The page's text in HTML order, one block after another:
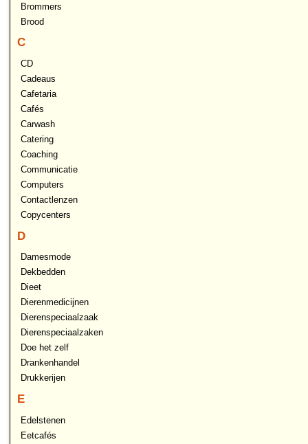
Brommers
Brood
C
CD
Cadeaus
Cafetaria
Cafés
Carwash
Catering
Coaching
Communicatie
Computers
Contactlenzen
Copycenters
D
Damesmode
Dekbedden
Dieet
Dierenmedicijnen
Dierenspeciaalzaak
Dierenspeciaalzaken
Doe het zelf
Drankenhandel
Drukkerijen
E
Edelstenen
Eetcafés